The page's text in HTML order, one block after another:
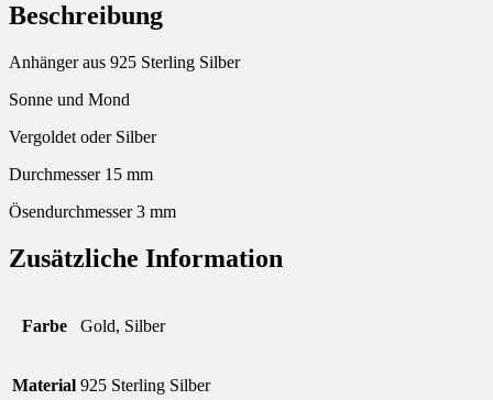
Beschreibung
Anhänger aus 925 Sterling Silber
Sonne und Mond
Vergoldet oder Silber
Durchmesser 15 mm
Ösendurchmesser 3 mm
Zusätzliche Information
Farbe Gold, Silber
Material 925 Sterling Silber